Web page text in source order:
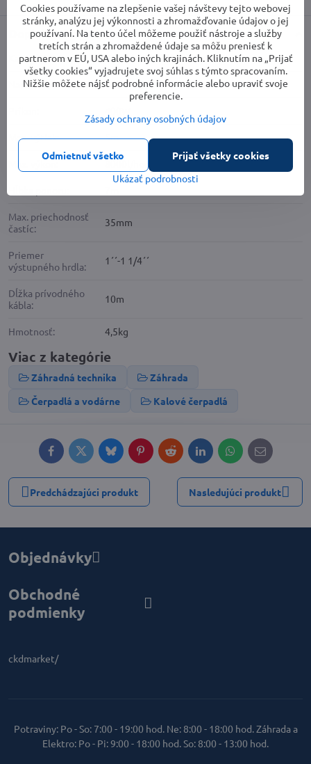
Doplnkové informácie
Kategória: Kalové čerpadlá
Napájacie napätie: 230V / 50Hz
Max. výtlak: 5m
Max. výkon: 8000l/hod
Max. priechodnosť
častíc:
35mm
Priemer
výstupného hrdla:
1´´-1 1/4´´
Dĺžka prívodného
kábla:
10m
Hmotnosť: 4,5kg
Viac z kategórie
Záhradná technika
Záhrada
Čerpadlá a vodárne
Kalové čerpadlá
FacebookTwitterBlueskyPinterestRedditLinkedInWhatsApp
E-
mail
Predchádzajúci produkt Nasledujúci produkt
Objednávky
Obchodné
podmienky
ckdmarket/
Potraviny: Po - So: 7:00 - 19:00 hod. Ne: 8:00 - 18:00 hod. Záhrada a
Elektro: Po - Pi: 9:00 - 18:00 hod. So: 8:00 - 13:00 hod.
Cookies používame na zlepšenie vašej návštevy tejto webovej
stránky, analýzu jej výkonnosti a zhromažďovanie údajov o jej
používaní. Na tento účel môžeme použiť nástroje a služby
tretích strán a zhromaždené údaje sa môžu preniesť k
partnerom v EÚ, USA alebo iných krajinách. Kliknutím na „Prijať
všetky cookies“ vyjadrujete svoj súhlas s týmto spracovaním.
Nižšie môžete nájsť podrobné informácie alebo upraviť svoje
preferencie.
Zásady ochrany osobných údajov
Ukázať podrobnosti
Prijať všetky cookies
Odmietnuť všetko